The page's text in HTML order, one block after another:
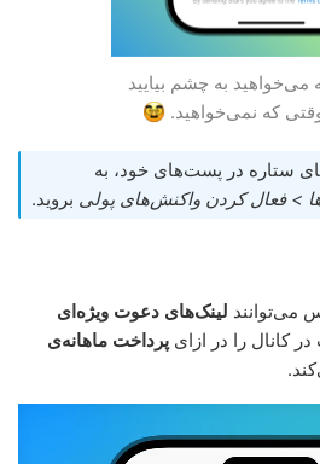
می‌خواهید به چشم بیایید
که نمی‌خواهید.
ستاره در پست‌های خود، به
> فعال کردن واکنش‌های پولی بروید.
می‌توانند لینک‌های دعوت ویژه‌ای
کانال را در ازای پرداخت ماهانه‌ی